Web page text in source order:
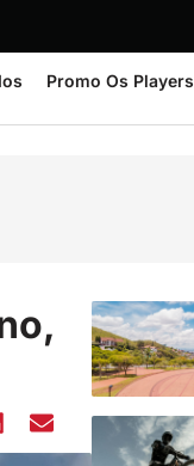
Promo Os Players